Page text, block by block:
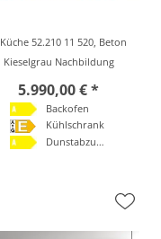
52.210 11 520, Beton
Kieselgrau Nachbildung
5.990,00 € *
Backofen
Kühlschrank
Dunstabzugshaube